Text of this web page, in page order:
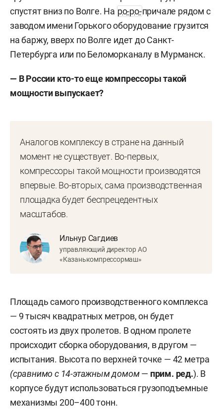
спустят вниз по Волге. На ро-ро-причале рядом с
заводом имени Горького оборудование грузится
на баржу, вверх по Волге идет до Санкт-
Петербурга или по Беломорканалу в Мурманск.
— В России кто-то еще компрессоры такой
мощности выпускает?
Аналогов комплексу в стране на данный
момент не существует. Во-первых,
компрессоры такой мощности производятся
впервые. Во-вторых, сама производственная
площадка будет беспрецедентных
масштабов.
Ильнур Сагдиев
управляющий директор АО
«Казанькомпрессормаш»
Площадь самого производственного комплекса
— 9 тысяч квадратных метров, он будет
состоять из двух пролетов. В одном пролете
происходит сборка оборудования, в другом —
испытания. Высота по верхней точке — 42 метра
(сравнимо с 14-этажным домом— прим. ред.). В
корпусе будут использоваться грузоподъемные
механизмы 200–400 тонн.